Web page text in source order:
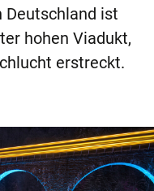
ist
hohen Viadukt,
erstreckt.